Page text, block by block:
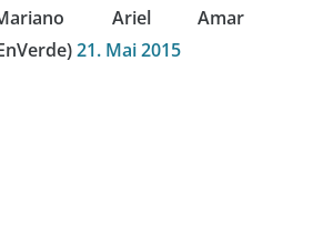
Ariel Amar
21. Mai 2015